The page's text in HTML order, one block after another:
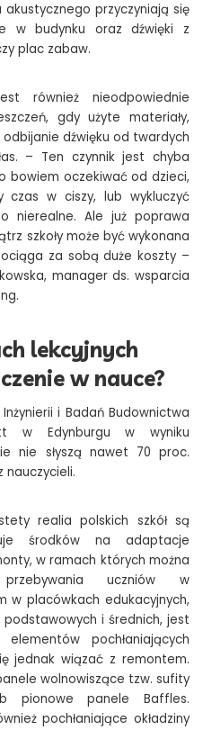
przyczyniają się
w budynku oraz dźwięki z
plac zabaw.
również nieodpowiednie
gdy użyte materiały,
dźwięku od twardych
– Ten czynnik jest chyba
bowiem oczekiwać od dzieci,
czas w ciszy, lub wykluczyć
nierealne. Ale już poprawa
szkoły może być wykonana
za sobą duże koszty –
manager ds. wsparcia
lekcyjnych
w nauce?
i Badań Budownictwa
w Edynburgu w wyniku
nie słyszą nawet 70 proc.
nauczycieli.
realia polskich szkół są
środków na adaptacje
w ramach których można
uczniów w
w placówkach edukacyjnych,
podstawowych i średnich, jest
elementów pochłaniających
jednak wiązać z remontem.
wolnowiszące tzw. sufity
pionowe panele Baffles.
pochłaniające okładziny